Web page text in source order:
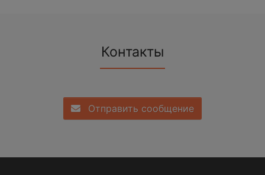
Контакты
Отправить сообщение